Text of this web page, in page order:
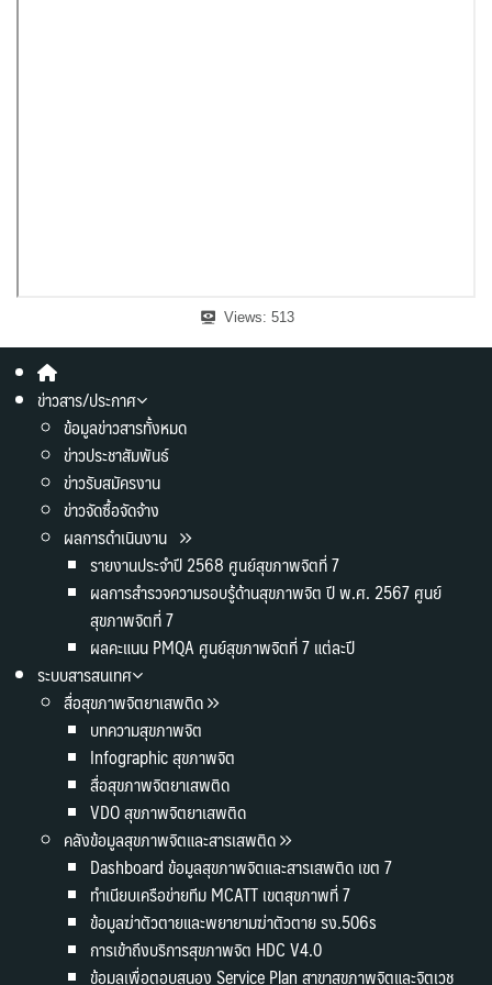
Views: 513
ข่าวสาร/ประกาศ
ข้อมูลข่าวสารทั้งหมด
ข่าวประชาสัมพันธ์
ข่าวรับสมัครงาน
ข่าวจัดซื้อจัดจ้าง
ผลการดำเนินงาน
รายงานประจำปี 2568 ศูนย์สุขภาพจิตที่ 7
ผลการสำรวจความรอบรู้ด้านสุขภาพจิต ปี พ.ศ. 2567 ศูนย์
สุขภาพจิตที่ 7
ผลคะแนน PMQA ศูนย์สุขภาพจิตที่ 7 แต่ละปี
ระบบสารสนเทศ
สื่อสุขภาพจิตยาเสพติด
บทความสุขภาพจิต
Infographic สุขภาพจิต
สื่อสุขภาพจิตยาเสพติด
VDO สุขภาพจิตยาเสพติด
คลังข้อมูลสุขภาพจิตและสารเสพติด
Dashboard ข้อมูลสุขภาพจิตและสารเสพติด เขต 7
ทำเนียบเครือข่ายทีม MCATT เขตสุขภาพที่ 7
ข้อมูลฆ่าตัวตายและพยายามฆ่าตัวตาย รง.506s
การเข้าถึงบริการสุขภาพจิต HDC V4.0
ข้อมูลเพื่อตอบสนอง Service Plan สาขาสุขภาพจิตและจิตเวช